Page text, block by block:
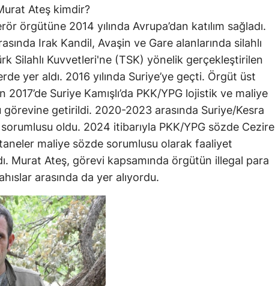
Ateş kimdir?
örgütüne 2014 yılında Avrupa’dan katılım sağladı.
Irak Kandil, Avaşin ve Gare alanlarında silahlı
Silahlı Kuvvetleri'ne (TSK) yönelik gerçekleştirilen
yer aldı. 2016 yılında Suriye’ye geçti. Örgüt üst
Suriye Kamışlı’da PKK/YPG lojistik ve maliye
görevine getirildi. 2020-2023 arasında Suriye/Kesra
oldu. 2024 itibarıyla PKK/YPG sözde Cezire
maliye sözde sorumlusu olarak faaliyet
Murat Ateş, görevi kapsamında örgütün illegal para
arasında da yer alıyordu.